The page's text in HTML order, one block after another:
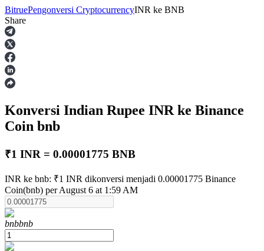
Berjangka
USDT Berjangka
Kontrak berjangka menggunakan USDT sebagai jaminannya
BitruePengonversi CryptocurrencyINR ke BNB
Share
Konversi Indian Rupee INR ke Binance
Coin bnb
₹1 INR = 0.00001775 BNB
INR ke bnb: ₹1 INR dikonversi menjadi 0.00001775 Binance
Coin(bnb) per August 6 at 1:59 AM
bnbbnb